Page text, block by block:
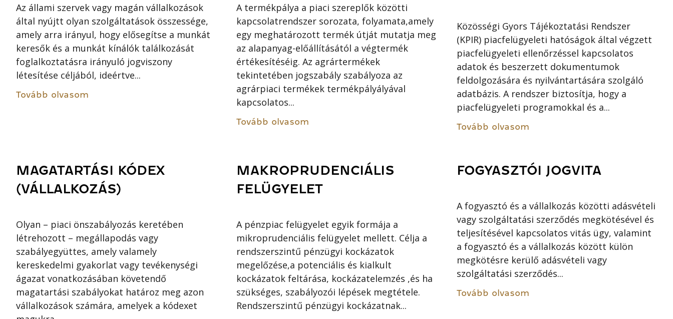
Az állami szervek vagy magán vállalkozások
által nyújtt olyan szolgáltatások összessége,
amely arra irányul, hogy elősegítse a munkát
keresők és a munkát kínálók találkozását
foglalkoztatásra irányuló jogviszony
létesítése céljából, ideértve...
Tovább olvasom
A termékpálya a piaci szereplők közötti
kapcsolatrendszer sorozata, folyamata,amely
egy meghatározott termék útját mutatja meg
az alapanyag-előállításától a végtermék
értékesítéséig. Az agrártermékek
tekintetében jogszabály szabályoza az
agrárpiaci termékek termékpályályával
kapcsolatos...
Tovább olvasom
Közösségi Gyors Tájékoztatási Rendszer
(KPIR) piacfelügyeleti hatóságok által végzett
piacfelügyeleti ellenőrzéssel kapcsolatos
adatok és beszerzett dokumentumok
feldolgozására és nyilvántartására szolgáló
adatbázis. A rendszer biztosítja, hogy a
piacfelügyeleti programokkal és a...
Tovább olvasom
MAGATARTÁSI KÓDEX
(VÁLLALKOZÁS)
Olyan – piaci önszabályozás keretében
létrehozott – megállapodás vagy
szabályegyüttes, amely valamely
kereskedelmi gyakorlat vagy tevékenységi
ágazat vonatkozásában követendő
magatartási szabályokat határoz meg azon
vállalkozások számára, amelyek a kódexet
MAKROPRUDENCIÁLIS
FELÜGYELET
A pénzpiac felügyelet egyik formája a
mikroprudenciális felügyelet mellett. Célja a
rendszerszintű pénzügyi kockázatok
megelőzése,a potenciális és kialkult
kockázatok feltárása, kockázatelemzés ,és ha
szükséges, szabályozói lépések megtétele.
Rendszerszintű pénzügyi kockázatnak...
FOGYASZTÓI JOGVITA
A fogyasztó és a vállalkozás közötti adásvételi
vagy szolgáltatási szerződés megkötésével és
teljesítésével kapcsolatos vitás ügy, valamint
a fogyasztó és a vállalkozás között külön
megkötésre kerülő adásvételi vagy
szolgáltatási szerződés...
Tovább olvasom